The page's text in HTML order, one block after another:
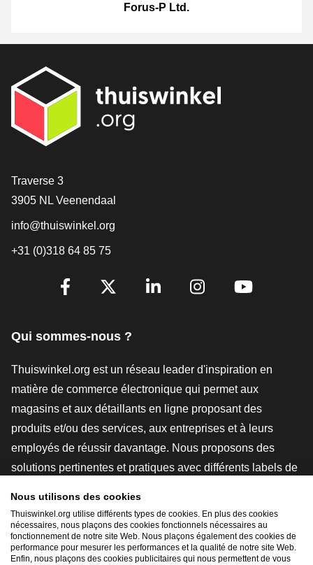
Forus-P Ltd.
[_General:Contact]
Traverse 3
3905 NL Veenendaal
info@thuiswinkel.org
+31 (0)318 64 85 75
[_General:SocialMediaTitle]
Qui sommes-nous ?
Thuiswinkel.org est un réseau leader d'inspiration en
matière de commerce électronique qui permet aux
magasins et aux détaillants en ligne proposant des
produits et/ou des services, aux entreprises et à leurs
employés de réussir davantage. Nous proposons des
solutions pertinentes et pratiques avec différents labels de
conseils juridiques, des actions de sensibilisation, des
études de marché, et nous disposons de notre propre
plateforme d'enseignement, la Thuiswinkel e-Academy.
Nous utilisons des cookies
Thuiswinkel.org utilise différents types de cookies. En plus des cookies
nécessaires, nous plaçons des cookies fonctionnels nécessaires au
fonctionnement de notre site Web. Nous plaçons également des cookies de
performance pour mesurer les performances et la qualité de notre site Web.
Enfin, nous plaçons des cookies publicitaires qui nous permettent de vous